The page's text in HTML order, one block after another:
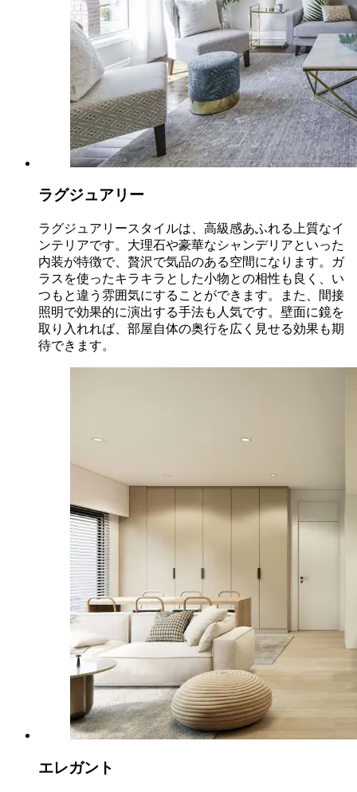
ラグジュアリー
ラグジュアリースタイルは、高級感あふれる上質なイ
ンテリアです。大理石や豪華なシャンデリアといった
内装が特徴で、贅沢で気品のある空間になります。ガ
ラスを使ったキラキラとした小物との相性も良く、い
つもと違う雰囲気にすることができます。また、間接
照明で効果的に演出する手法も人気です。壁面に鏡を
取り入れれば、部屋自体の奥行を広く見せる効果も期
待できます。
エレガント